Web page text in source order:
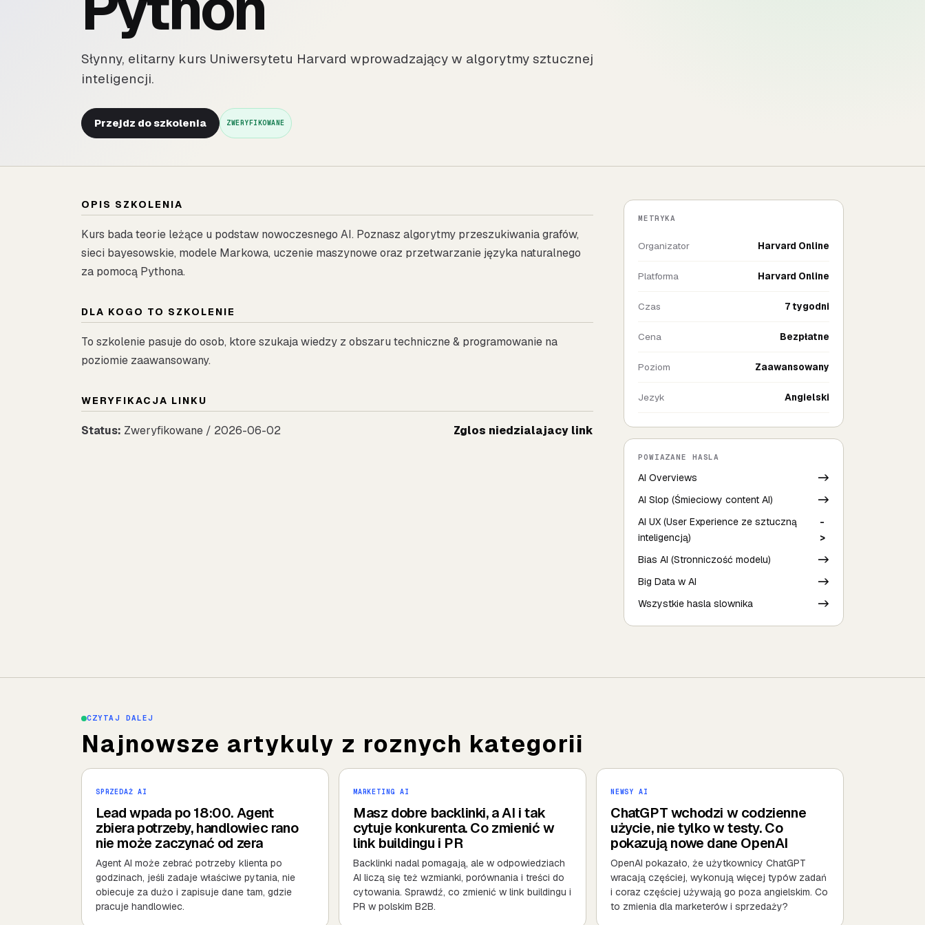
Słynny, elitarny kurs Uniwersytetu Harvard wprowadzający w algorytmy sztucznej
inteligencji.
Przejdz do szkolenia ZWERYFIKOWANE
OPIS SZKOLENIA
Kurs bada teorie leżące u podstaw nowoczesnego AI. Poznasz algorytmy przeszukiwania grafów,
sieci bayesowskie, modele Markowa, uczenie maszynowe oraz przetwarzanie języka naturalnego
za pomocą Pythona.
DLA KOGO TO SZKOLENIE
To szkolenie pasuje do osob, ktore szukaja wiedzy z obszaru techniczne & programowanie na
poziomie zaawansowany.
WERYFIKACJA LINKU
Status: Zweryfikowane / 2026-06-02 Zglos niedzialajacy link
METRYKA
Organizator Harvard Online
Platforma Harvard Online
Czas 7 tygodni
Cena Bezpłatne
Poziom Zaawansowany
Jezyk Angielski
POWIAZANE HASLA
AI Overviews
->
AI Slop (Śmieciowy content AI)
->
AI UX (User Experience ze sztuczną
inteligencją)
-
>
Bias AI (Stronniczość modelu)
->
Big Data w AI
->
Wszystkie hasla slownika
->
CZYTAJ DALEJ
Najnowsze artykuly z roznych kategorii
SPRZEDAŻ AI
Lead wpada po 18:00. Agent
zbiera potrzeby, handlowiec rano
nie może zaczynać od zera
Agent AI może zebrać potrzeby klienta po
godzinach, jeśli zadaje właściwe pytania, nie
obiecuje za dużo i zapisuje dane tam, gdzie
pracuje handlowiec.
MARKETING AI
Masz dobre backlinki, a AI i tak
cytuje konkurenta. Co zmienić w
link buildingu i PR
Backlinki nadal pomagają, ale w odpowiedziach
AI liczą się też wzmianki, porównania i treści do
cytowania. Sprawdź, co zmienić w link buildingu i
PR w polskim B2B.
NEWSY AI
ChatGPT wchodzi w codzienne
użycie, nie tylko w testy. Co
pokazują nowe dane OpenAI
OpenAI pokazało, że użytkownicy ChatGPT
wracają częściej, wykonują więcej typów zadań
i coraz częściej używają go poza angielskim. Co
to zmienia dla marketerów i sprzedaży?